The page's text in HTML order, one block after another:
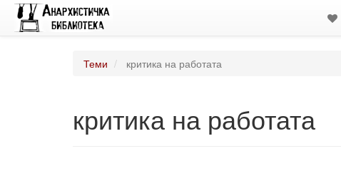
Теми критика на работата
критика на работата